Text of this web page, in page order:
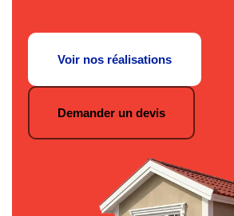
Voir nos réalisations
Demander un devis